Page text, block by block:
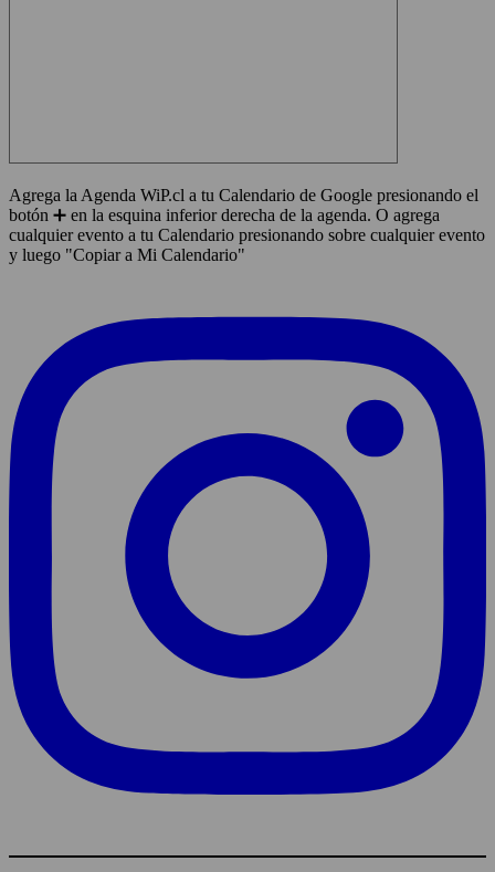
Agrega la Agenda WiP.cl a tu Calendario de Google presionando el
botón ➕ en la esquina inferior derecha de la agenda. O agrega
cualquier evento a tu Calendario presionando sobre cualquier evento
y luego "Copiar a Mi Calendario"